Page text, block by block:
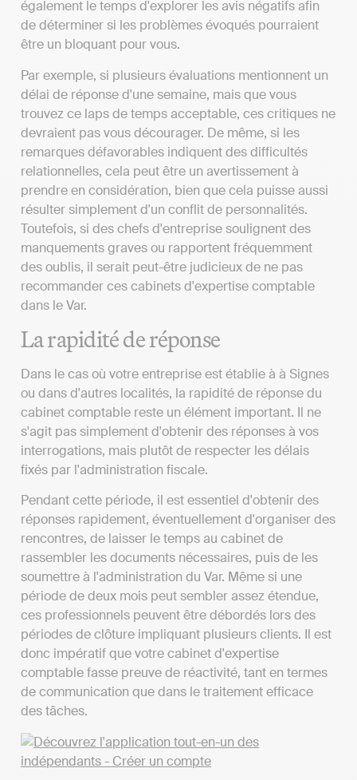
également le temps d'explorer les avis négatifs afin
de déterminer si les problèmes évoqués pourraient
être un bloquant pour vous.
Par exemple, si plusieurs évaluations mentionnent un
délai de réponse d'une semaine, mais que vous
trouvez ce laps de temps acceptable, ces critiques ne
devraient pas vous décourager. De même, si les
remarques défavorables indiquent des difficultés
relationnelles, cela peut être un avertissement à
prendre en considération, bien que cela puisse aussi
résulter simplement d'un conflit de personnalités.
Toutefois, si des chefs d'entreprise soulignent des
manquements graves ou rapportent fréquemment
des oublis, il serait peut-être judicieux de ne pas
recommander ces cabinets d'expertise comptable
dans le Var.
La rapidité de réponse
Dans le cas où votre entreprise est établie à à Signes
ou dans d'autres localités, la rapidité de réponse du
cabinet comptable reste un élément important. Il ne
s'agit pas simplement d'obtenir des réponses à vos
interrogations, mais plutôt de respecter les délais
fixés par l'administration fiscale.
Pendant cette période, il est essentiel d'obtenir des
réponses rapidement, éventuellement d'organiser des
rencontres, de laisser le temps au cabinet de
rassembler les documents nécessaires, puis de les
soumettre à l'administration du Var. Même si une
période de deux mois peut sembler assez étendue,
ces professionnels peuvent être débordés lors des
périodes de clôture impliquant plusieurs clients. Il est
donc impératif que votre cabinet d'expertise
comptable fasse preuve de réactivité, tant en termes
de communication que dans le traitement efficace
des tâches.